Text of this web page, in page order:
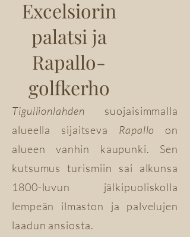
Excelsiorin
palatsi ja
Rapallo-
golfkerho
Tigullionlahden suojaisimmalla
alueella sijaitseva Rapallo on
alueen vanhin kaupunki. Sen
kutsumus turismiin sai alkunsa
1800-luvun jälkipuoliskolla
lempeän ilmaston ja palvelujen
laadun ansiosta.